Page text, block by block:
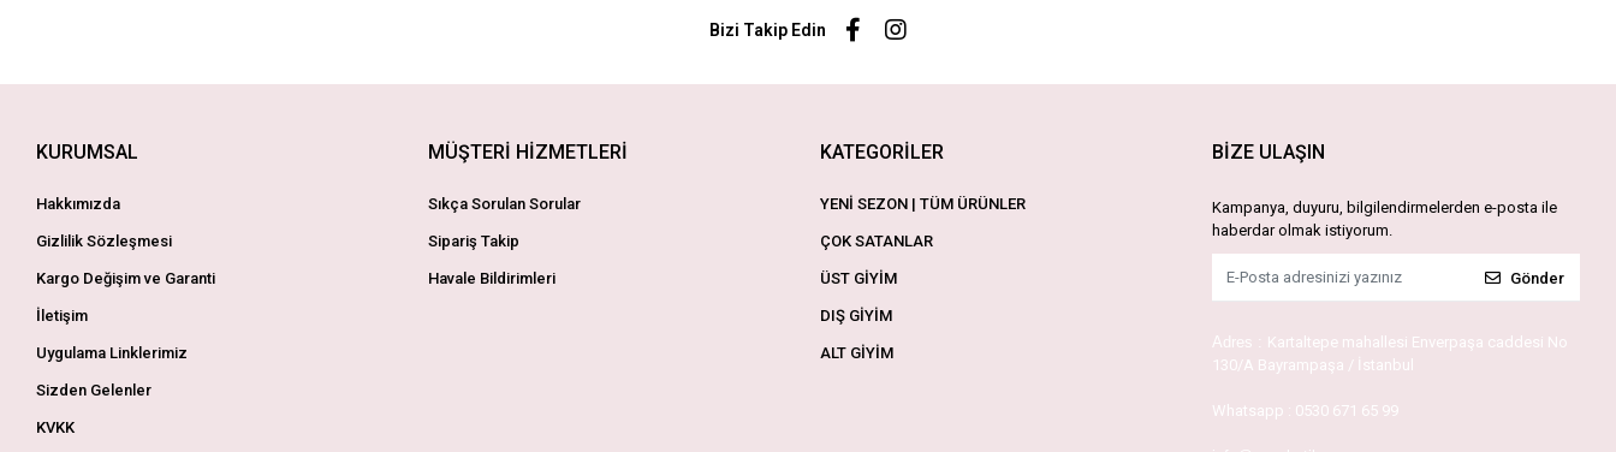
Bizi Takip Edin
KURUMSAL
Hakkımızda
Gizlilik Sözleşmesi
Kargo Değişim ve Garanti
İletişim
Uygulama Linklerimiz
Sizden Gelenler
KVKK
MÜŞTERİ HİZMETLERİ
Sıkça Sorulan Sorular
Sipariş Takip
Havale Bildirimleri
KATEGORİLER
YENİ SEZON | TÜM ÜRÜNLER
ÇOK SATANLAR
ÜST GİYİM
DIŞ GİYİM
ALT GİYİM
BİZE ULAŞIN
Kampanya, duyuru, bilgilendirmelerden e-posta ile
haberdar olmak istiyorum.
Gönder
Adres : Kartaltepe mahallesi Enverpaşa caddesi No
130/A Bayrampaşa / İstanbul
Whatsapp : 0530 671 65 99